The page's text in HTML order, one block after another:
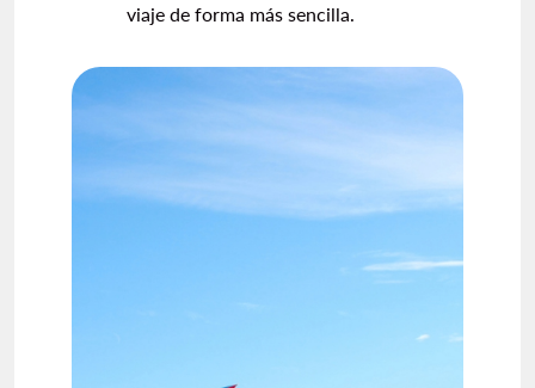
viaje de forma más sencilla.